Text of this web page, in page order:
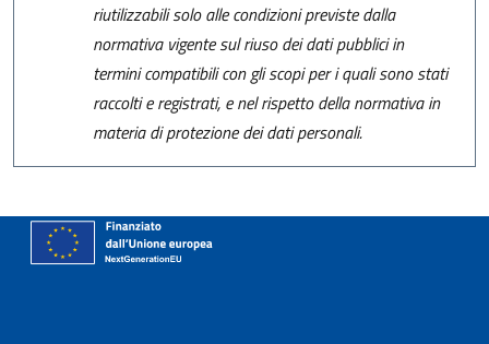
riutilizzabili solo alle condizioni previste dalla
normativa vigente sul riuso dei dati pubblici in
termini compatibili con gli scopi per i quali sono stati
raccolti e registrati, e nel rispetto della normativa in
materia di protezione dei dati personali.